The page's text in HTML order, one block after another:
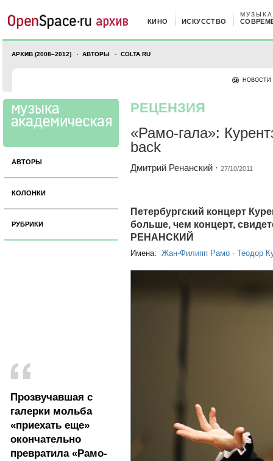
КИНО ИСКУССТВО
МУЗЫКА
АРХИВ (2008–2012) АВТОРЫ COLTA.RU
НОВОСТИ
АВТОРЫ
КОЛОНКИ
РУБРИКИ
Прозвучавшая с
галерки мольба
«приехать еще»
окончательно
превратила «Рамо-
РЕЦЕНЗИЯ
«Рамо-гала»:
back
Дмитрий Ренанский · 27/10/2011
Петербургский концерт
больше, чем концерт,
РЕНАНСКИЙ
Имена: Жан-Филипп Рамо · Теодор